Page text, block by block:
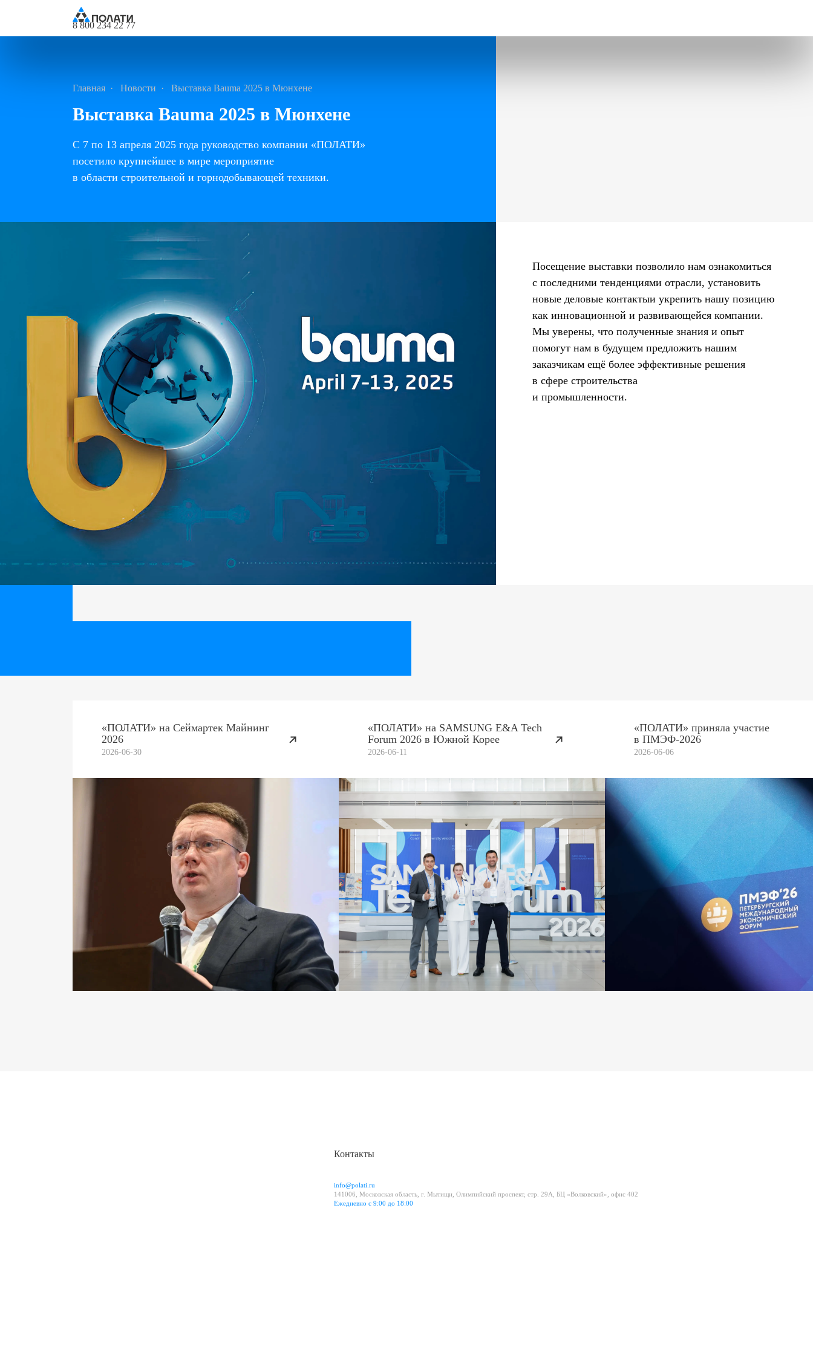
8 800 234 22 77
Главная Новости Выставка Bauma 2025 в Мюнхене
Выставка Bauma 2025 в Мюнхене
С 7 по 13 апреля 2025 года руководство компании «ПОЛАТИ»
посетило крупнейшее в мире мероприятие
в области строительной и горнодобывающей техники.
Посещение выставки позволило нам ознакомиться
с последними тенденциями отрасли, установить
новые деловые контактыи укрепить нашу позицию
как инновационной и развивающейся компании.
Мы уверены, что полученные знания и опыт
помогут нам в будущем предложить нашим
заказчикам ещё более эффективные решения
в сфере строительства
и промышленности.
«ПОЛАТИ» на Сеймартек Майнинг
2026
2026-06-30
«ПОЛАТИ» на SAMSUNG E&A Tech
Forum 2026 в Южной Корее
2026-06-11
«ПОЛАТИ» приняла участие
в ПМЭФ-2026
2026-06-06
Контакты
info@polati.ru
141006, Московская область, г. Мытищи, Олимпийский проспект, стр. 29А, БЦ «Волковский», офис 402
Ежедневно с 9:00 до 18:00